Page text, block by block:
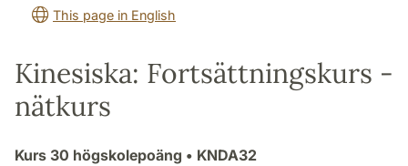
översättning till svenska
This page in English
Kinesiska: Fortsättningskurs -
nätkurs
Kurs 30 högskolepoäng • KNDA32